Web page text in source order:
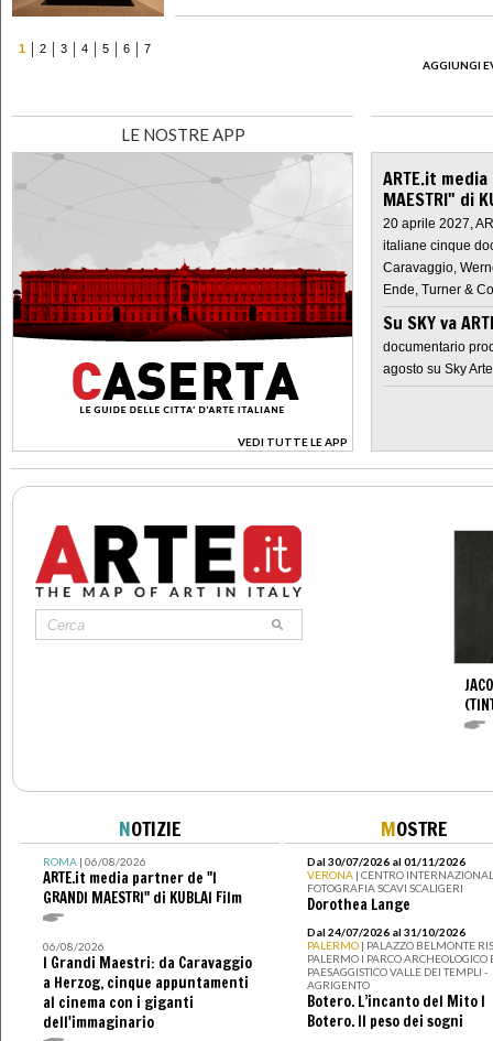
1 2 3 4 5 6
7
AGGIUNGI
LE NOSTRE APP
VEDI TUTTE LE APP
>
ARTE.it
MAESTRI" di
20 aprile 2027,
italiane cinque
Caravaggio,
Ende, Turner &
Su SKY va
documentario
agosto su Sky Arte
NOTIZIE
ROMA| 06/08/2026
ARTE.it media partner de "I
GRANDI MAESTRI" di KUBLAI Film
06/08/2026
I Grandi Maestri: da Caravaggio
a Herzog, cinque appuntamenti
al cinema con i giganti
dell'immaginario
MOSTRE
Dal 30/07/2026 al 01/11/2026
VERONA | CENTRO
FOTOGRAFIA SCAVI SCALIGERI
Dorothea Lange
Dal 24/07/2026 al 31/10/2026
PALERMO | PALAZZO BELMONTE
PALERMO I PARCO ARCHEOLOGICO
PAESAGGISTICO VALLE DEI TEMPLI -
AGRIGENTO
Botero. L’incanto del Mito I
Botero. Il peso dei sogni